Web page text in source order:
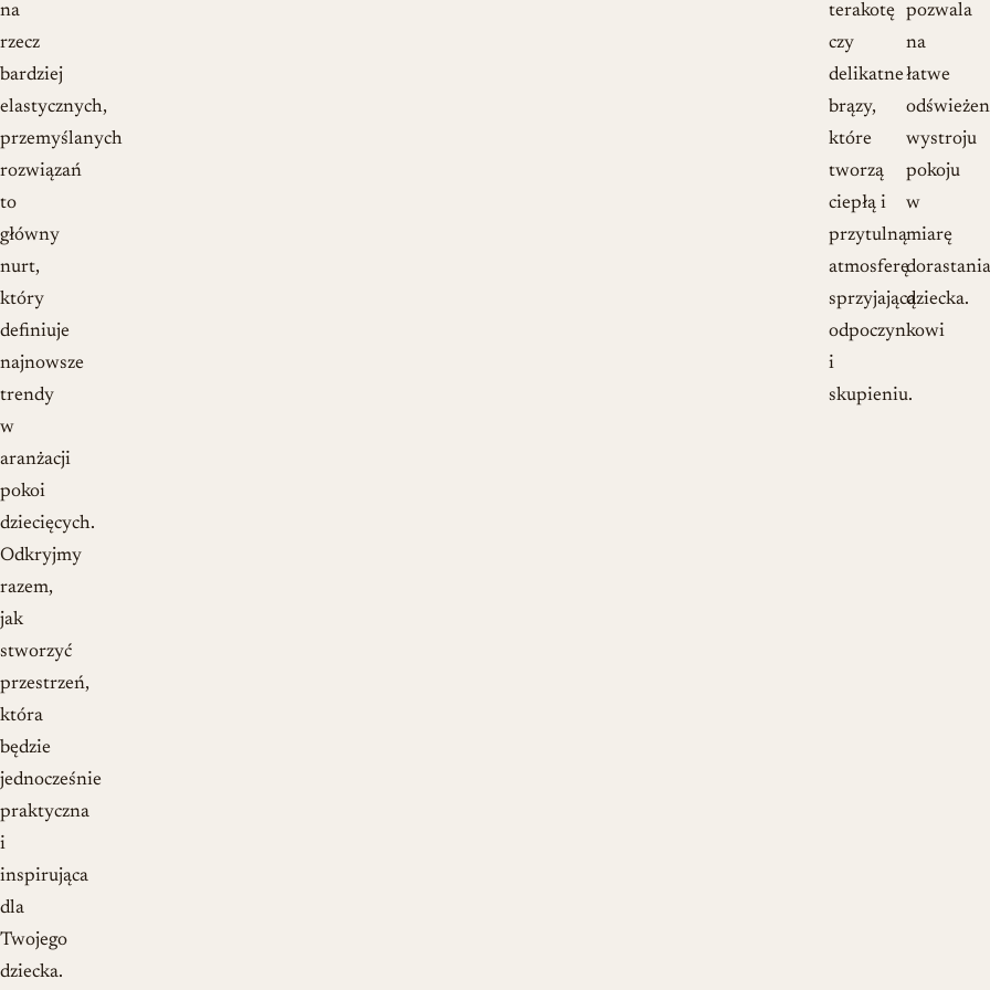
na
rzecz
bardziej
elastycznych,
przemyślanych
rozwiązań
to
główny
nurt,
który
definiuje
najnowsze
trendy
w
aranżacji
pokoi
dziecięcych.
Odkryjmy
razem,
jak
stworzyć
przestrzeń,
która
będzie
jednocześnie
praktyczna
i
inspirująca
dla
Twojego
dziecka.
terakotę
czy
delikatne
brązy,
które
tworzą
ciepłą i
przytulną
atmosferę
sprzyjającą
odpoczynkowi
i
skupieniu.
pozwala
na
łatwe
wystroju
pokoju
w
miarę
dorastania
dziecka.